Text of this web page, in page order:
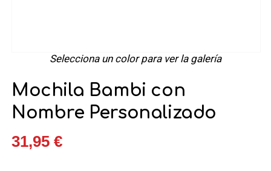
Selecciona un color para ver la galería
Mochila Bambi con
Nombre Personalizado
31,95 €